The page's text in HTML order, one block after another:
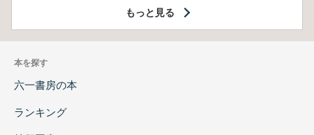
もっと見る
本を探す
六一書房の本
ランキング